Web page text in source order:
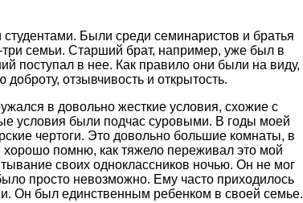
Были среди семинаристов и братья
семьи. Старший брат, например, уже был в
поступал в нее. Как правило они были на виду,
отзывчивость и открытость.
в довольно жесткие условия, схожие с
условия были подчас суровыми. В годы моей
чертоги. Это довольно большие комнаты, в
хорошо помню, как тяжело переживал это мой
своих одноклассников ночью. Он не мог
просто невозможно. Ему часто приходилось
Он был единственным ребенком в своей семье.